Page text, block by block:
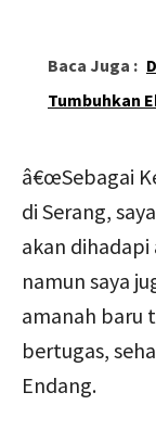
Baca Juga :
Tumbuhkan
â€œSebagai
di Serang,
akan
namun saya
amanah baru
bertugas,
Endang.